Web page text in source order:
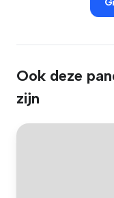
Ook deze
zijn